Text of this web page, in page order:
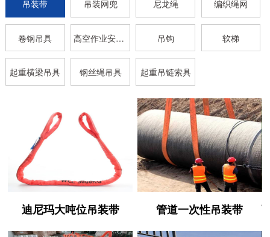
吊装带 吊装网兜 尼龙绳 编织绳网
卷钢吊具 高空作业安全带 吊钩 软梯
起重横梁吊具 钢丝绳吊具 起重吊链索具
迪尼玛大吨位吊装带 管道一次性吊装带